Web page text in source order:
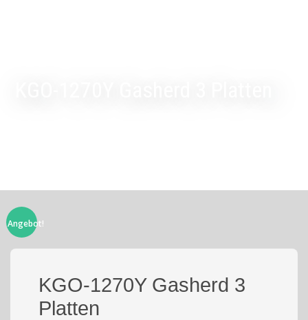
Angebot!
KGO-1270Y Gasherd 3
Platten